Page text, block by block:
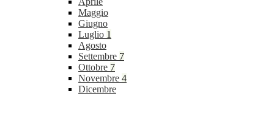
Maggio
Giugno
Luglio 1
Agosto
Settembre 7
Ottobre 7
Novembre 4
Dicembre